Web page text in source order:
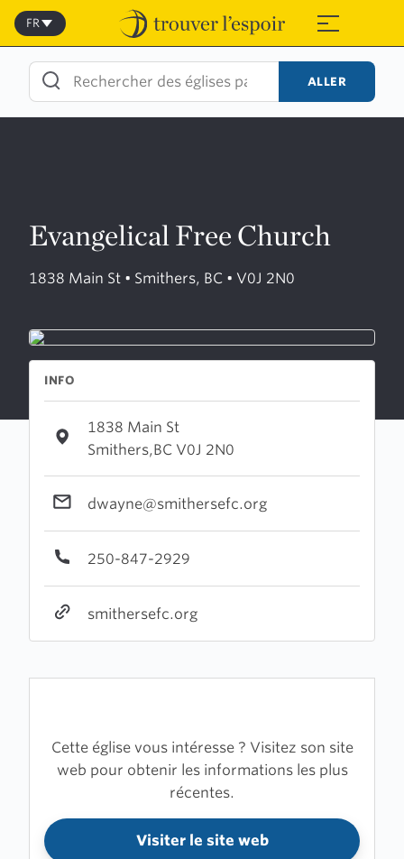
Skip
content
≡
FR
ALLER
Evangelical Free Church
1838 Main St • Smithers, BC • V0J 2N0
INFO
1838 Main St
Smithers,BC V0J 2N0
dwayne@smithersefc.org
250-847-2929
smithersefc.org
Cette église vous intéresse ? Visitez son site
web pour obtenir les informations les plus
récentes.
Visiter le site web